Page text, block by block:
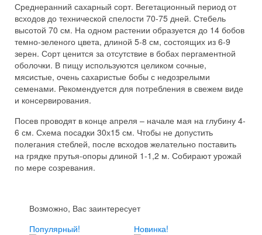
Среднеранний сахарный сорт. Вегетационный период от
всходов до технической спелости 70-75 дней. Стебель
высотой 70 см. На одном растении образуется до 14 бобов
темно-зеленого цвета, длиной 5-8 см, состоящих из 6-9
зерен. Сорт ценится за отсутствие в бобах пергаментной
оболочки. В пищу используются целиком сочные,
мясистые, очень сахаристые бобы с недозрелыми
семенами. Рекомендуется для потребления в свежем виде
и консервирования.
Посев проводят в конце апреля – начале мая на глубину 4-
6 см. Схема посадки 30х15 см. Чтобы не допустить
полегания стеблей, после всходов желательно поставить
на грядке прутья-опоры длиной 1-1,2 м. Собирают урожай
по мере созревания.
Возможно, Вас заинтересует
Популярный!
Новинка!